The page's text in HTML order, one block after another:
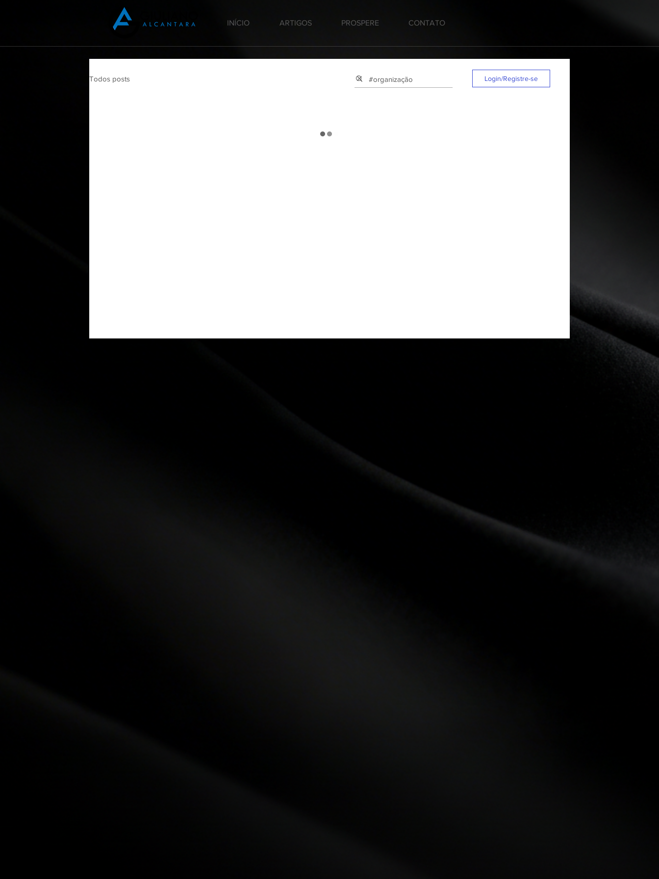
INÍCIO ARTIGOS PROSPERE CONTATO
Todos posts Login/Registre-se